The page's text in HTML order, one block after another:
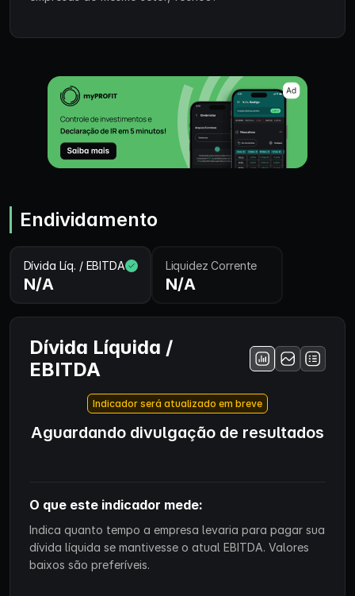
Endividamento
Dívida Líq. / EBITDA
N/A
Liquidez Corrente
N/A
Dívida Líquida /
EBITDA
Indicador será atualizado em breve
Aguardando divulgação de resultados
O que este indicador mede:
Indica quanto tempo a empresa levaria para pagar sua
dívida líquida se mantivesse o atual EBITDA. Valores
baixos são preferíveis.